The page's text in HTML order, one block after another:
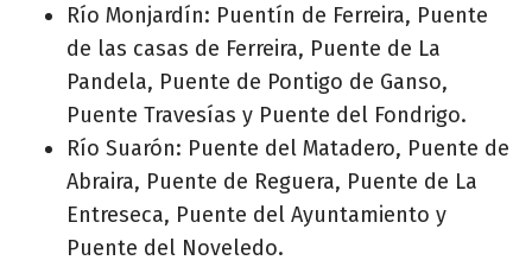
Río Monjardín: Puentín de Ferreira, Puente
de las casas de Ferreira, Puente de La
Pandela, Puente de Pontigo de Ganso,
Puente Travesías y Puente del Fondrigo.
Río Suarón: Puente del Matadero, Puente de
Abraira, Puente de Reguera, Puente de La
Entreseca, Puente del Ayuntamiento y
Puente del Noveledo.